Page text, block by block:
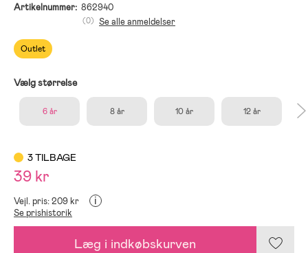
Artikelnummer: 862940
Outlet
(0) Se alle anmeldelser
Vælg størrelse
6 år 8 år 10 år 12 år
3 TILBAGE
39 kr
Vejl. pris: 209 kr i
Se prishistorik
Læg i indkøbskurven